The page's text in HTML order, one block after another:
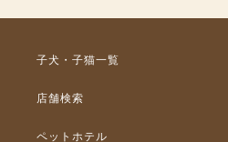
子犬・子猫一覧
店舗検索
ペットホテル